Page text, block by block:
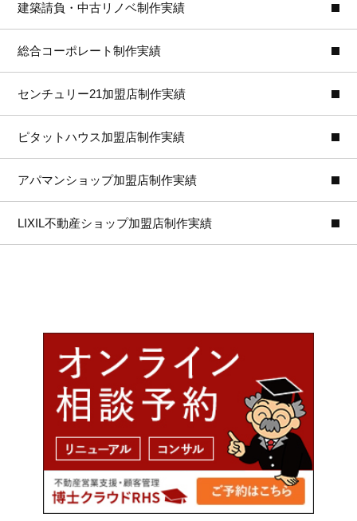
建築請負・中古リノベ制作実績
総合コーポレート制作実績
センチュリー21加盟店制作実績
ピタットハウス加盟店制作実績
アパマンショップ加盟店制作実績
LIXIL不動産ショップ加盟店制作実績